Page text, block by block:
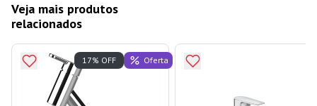
Veja mais produtos
relacionados
17% OFF Oferta